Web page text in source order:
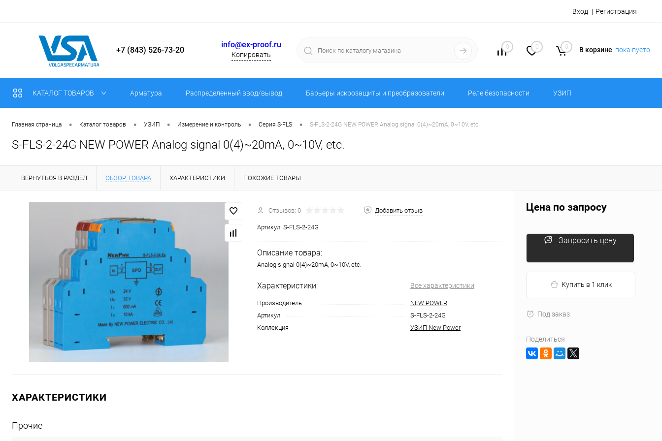
Вход Регистрация
+7 (843) 526-73-20
info@ex-proof.ru
Копировать
0 0 0 В корзине пока пусто
КАТАЛОГ ТОВАРОВ Арматура Распределенный ввод/вывод Барьеры искрозащиты и преобразователи Реле безопасности УЗИП
Главная страница • Каталог товаров • УЗИП • Измерение и контроль • Серия S-FLS • S-FLS-2-24G NEW POWER Analog signal 0(4)~20mA, 0~10V, etc.
S-FLS-2-24G NEW POWER Analog signal 0(4)~20mA, 0~10V, etc.
ВЕРНУТЬСЯ В РАЗДЕЛ ОБЗОР ТОВАРА ХАРАКТЕРИСТИКИ ПОХОЖИЕ ТОВАРЫ
Отзывов: 0 Добавить отзыв
Артикул: S-FLS-2-24G
Описание товара:
Analog signal 0(4)~20mA, 0~10V, etc.
Характеристики: Все характеристики
Производитель
NEW POWER
Артикул
S-FLS-2-24G
Коллекция
УЗИП New Power
ХАРАКТЕРИСТИКИ
Прочие
Цена по запросу
Запросить цену
Купить в 1 клик
Под заказ
Поделиться